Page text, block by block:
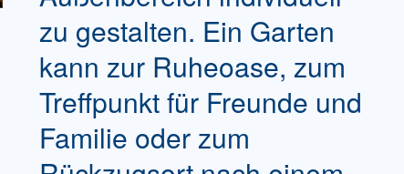
zu gestalten. Ein Garten
kann zur Ruheoase, zum
Treffpunkt für Freunde und
Familie oder zum